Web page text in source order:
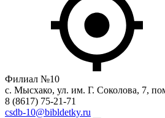
Филиал №10
с. Мысхако, ул. им. Г. Соколова, 7,
8 (8617) 75-21-71
csdb-10@bibldetky.ru